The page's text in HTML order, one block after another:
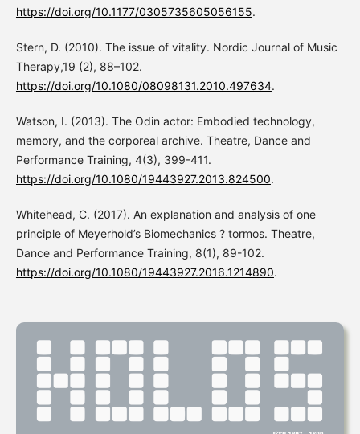
https://doi.org/10.1177/0305735605056155.
Stern, D. (2010). The issue of vitality. Nordic Journal of Music
Therapy,19 (2), 88–102.
https://doi.org/10.1080/08098131.2010.497634.
Watson, I. (2013). The Odin actor: Embodied technology,
memory, and the corporeal archive. Theatre, Dance and
Performance Training, 4(3), 399-411.
https://doi.org/10.1080/19443927.2013.824500.
Whitehead, C. (2017). An explanation and analysis of one
principle of Meyerhold’s Biomechanics ? tormos. Theatre,
Dance and Performance Training, 8(1), 89-102.
https://doi.org/10.1080/19443927.2016.1214890.